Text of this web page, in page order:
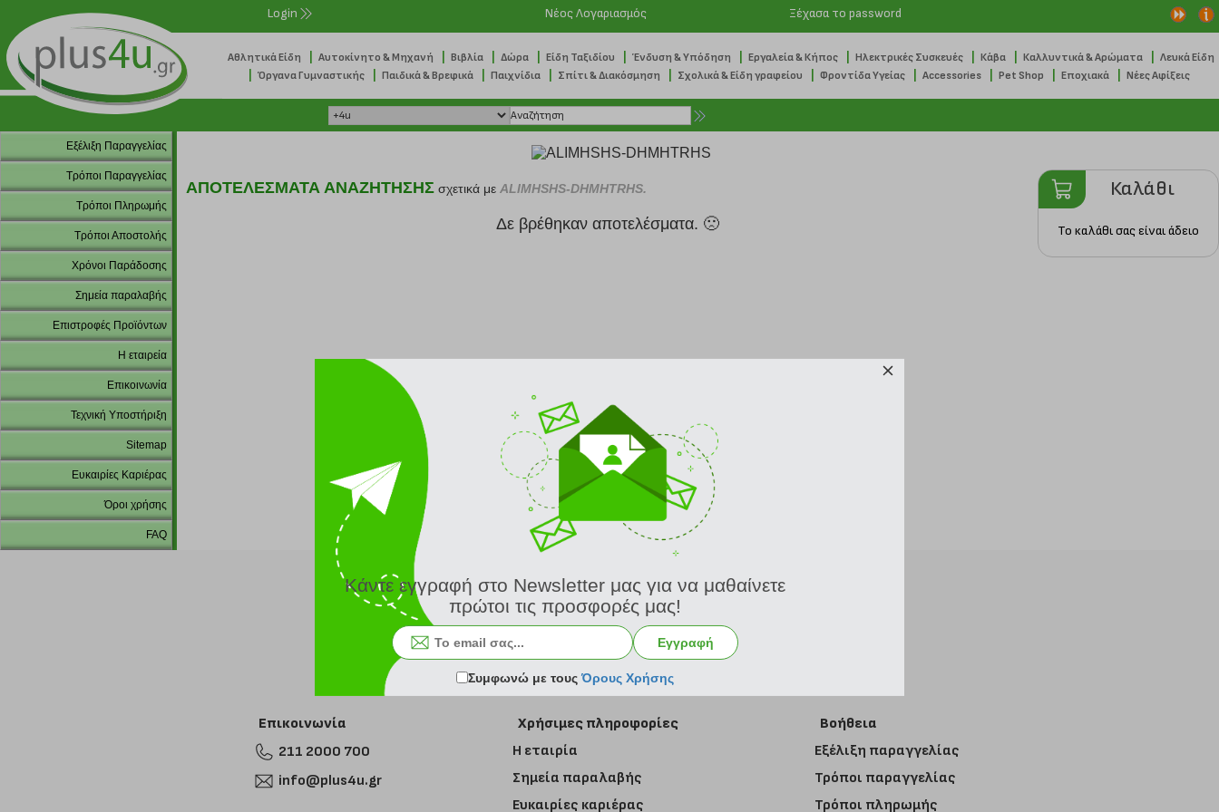
Login Νέος Λογαριασμός Ξέχασα το password
Αθλητικά Είδη Αυτοκίνητο & Μηχανή Βιβλία Δώρα Είδη Ταξιδίου Ένδυση & Υπόδηση Εργαλεία & Κήπος Ηλεκτρικές Συσκευές Κάβα Καλλυντικά & Αρώματα Λευκά Είδη
Όργανα Γυμναστικής Παιδικά & Βρεφικά Παιχνίδια Σπίτι & Διακόσμηση Σχολικά & Είδη γραφείου Φροντίδα Υγείας Accessories Pet Shop Εποχιακά Νέες Αφίξεις
Εξέλιξη Παραγγελίας
Τρόποι Παραγγελίας
Τρόποι Πληρωμής
Τρόποι Αποστολής
Χρόνοι Παράδοσης
Σημεία παραλαβής
Επιστροφές Προϊόντων
Η εταιρεία
Επικοινωνία
Τεχνική Υποστήριξη
Sitemap
Ευκαιρίες Καριέρας
Όροι χρήσης
FAQ
ΑΠΟΤΕΛΕΣΜΑΤΑ ΑΝΑΖΗΤΗΣΗΣ σχετικά με ALIMHSHS-DHMHTRHS.
Δε βρέθηκαν αποτελέσματα. 🙁
Καλάθι
Το καλάθι σας είναι άδειο
Εγγραφή στο newsletter
Επικοινωνία
211 2000 700
info@plus4u.gr
Χρήσιμες πληροφορίες
Η εταιρία
Σημεία παραλαβής
Ευκαιρίες καριέρας
Βοήθεια
Εξέλιξη παραγγελίας
Τρόποι παραγγελίας
Τρόποι πληρωμής
Κάντε εγγραφή στο Newsletter μας για να μαθαίνετε
πρώτοι τις προσφορές μας!
Εγγραφή
Συμφωνώ με τουςΌρους Χρήσης